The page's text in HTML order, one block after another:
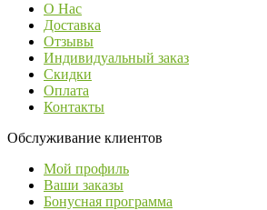
О Нас
Доставка
Отзывы
Индивидуальный заказ
Скидки
Оплата
Контакты
Обслуживание клиентов
Мой профиль
Ваши заказы
Бонусная программа